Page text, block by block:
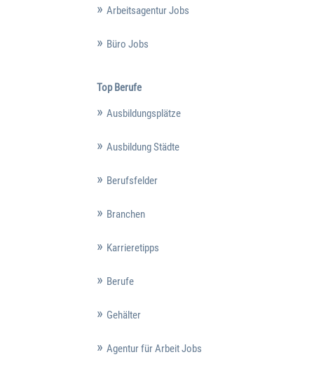
Arbeitsagentur Jobs
Büro Jobs
Top Berufe
Ausbildungsplätze
Ausbildung Städte
Berufsfelder
Branchen
Karrieretipps
Berufe
Gehälter
Agentur für Arbeit Jobs